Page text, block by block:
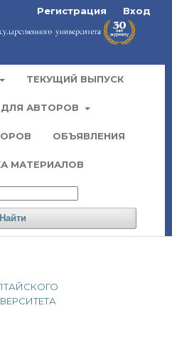
ТЕКУЩИЙ ВЫПУСК
ДЛЯ АВТОРОВ
ОБЪЯВЛЕНИЯ
МАТЕРИАЛОВ
Найти
Регистрация Вход